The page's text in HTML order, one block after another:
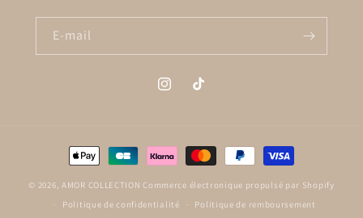
E-mail
InstagramTikTok
Moyens
de
paiement
© 2026, AMOR COLLECTION Commerce électronique propulsé par Shopify
Politique de confidentialité
Politique de remboursement